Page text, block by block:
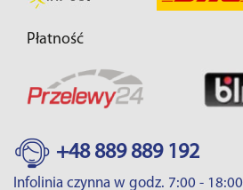
Płatność
+48 889 889 192
Infolinia czynna w godz. 7:00 - 18:00